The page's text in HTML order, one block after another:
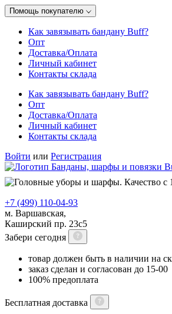
Помощь покупателю
Как завязывать бандану Buff?
Опт
Доставка/Оплата
Личный кабинет
Контакты склада
Как завязывать бандану Buff?
Опт
Доставка/Оплата
Личный кабинет
Контакты склада
Войти или Регистрация
+7 (499) 110-04-93
м. Варшавская,
Каширский пр. 23с5
Забери сегодня
товар должен быть в наличии на
заказ сделан и согласован до 15-00
100% предоплата
Бесплатная доставка